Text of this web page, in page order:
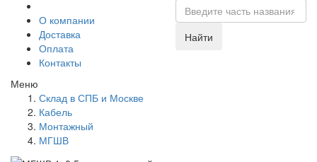
О компании
Доставка
Оплата
Контакты
Найти
Меню
Склад в СПБ и Москве
Кабель
Монтажный
МГШВ